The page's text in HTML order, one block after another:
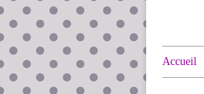
Accueil